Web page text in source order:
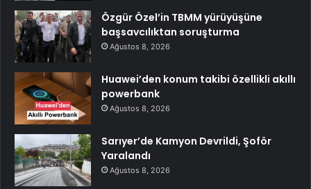
Özgür Özel’in TBMM yürüyüşüne
başsavcılıktan soruşturma
Ağustos 8, 2026
Huawei’den konum takibi özellikli akıllı
powerbank
Ağustos 8, 2026
Sarıyer’de Kamyon Devrildi, Şoför
Yaralandı
Ağustos 8, 2026